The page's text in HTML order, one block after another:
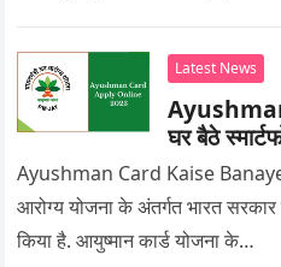
Latest News
घर बैठे
Ayushman Card Kaise
आरोग्य योजना के अंतर्गत भारत
किया है. आयुष्मान कार्ड योजना के…